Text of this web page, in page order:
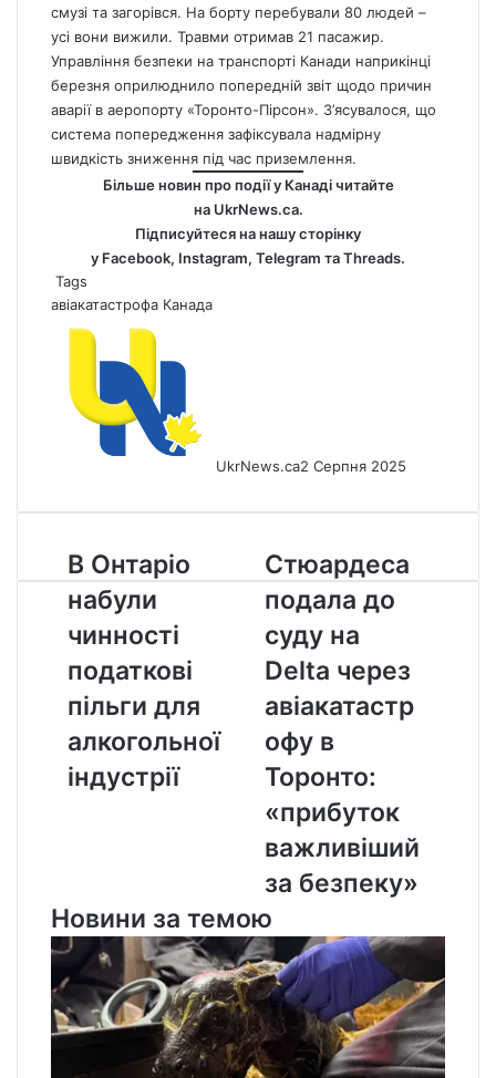
смузі та загорівся. На борту перебували 80 людей –
усі вони вижили. Травми отримав 21 пасажир.
Управління безпеки на транспорті Канади наприкінці
березня оприлюднило попередній звіт щодо причин
аварії в аеропорту «Торонто-Пірсон». З’ясувалося, що
система попередження зафіксувала надмірну
швидкість зниження під час приземлення.
Більше новин про події у Канаді читайте
на UkrNews.ca.
Підписуйтеся на нашу сторінку
у Facebook, Instagram, Telegram таThreads.
Tags
авіакатастрофа Канада
UkrNews.ca2 Серпня 2025
В
Онтаріо
набули
чинності
податкові
пільги
для
алкогольної
індустрії
В Онтаріо
набули
чинності
податкові
пільги для
алкогольної
індустрії
Стюардеса
подала
до
суду
на
Delta
через
авіакатастрофу
в
Торонто:
«прибуток
важливіший
безпеку»
Стюардеса
подала до
суду на
Delta через
авіакатастр
офу в
Торонто:
«прибуток
важливіший
за безпеку»
Новини за темою